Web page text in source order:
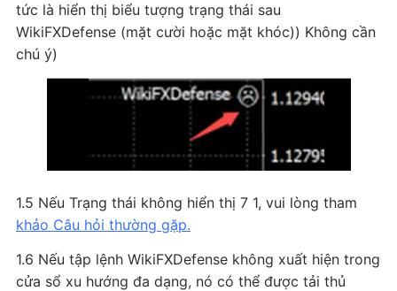
tức là hiển thị biểu tượng trạng thái sau
WikiFXDefense (mặt cười hoặc mặt khóc)) Không cần
chú ý)
1.5 Nếu Trạng thái không hiển thị 7 1, vui lòng tham
khảo Câu hỏi thường gặp.
1.6 Nếu tập lệnh WikiFXDefense không xuất hiện trong
cửa sổ xu hướng đa dạng, nó có thể được tải thủ